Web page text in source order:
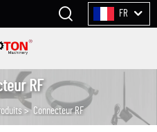
FR
RF
> Connecteur RF